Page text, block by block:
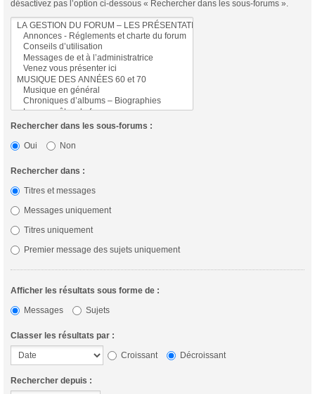
désactivez pas l’option ci-dessous « Rechercher dans les sous-forums ».
Rechercher dans les sous-forums :
Oui
Non
Rechercher dans :
Titres et messages
Messages uniquement
Titres uniquement
Premier message des sujets uniquement
Afficher les résultats sous forme de :
Messages
Sujets
Classer les résultats par :
Croissant
Décroissant
Rechercher depuis :